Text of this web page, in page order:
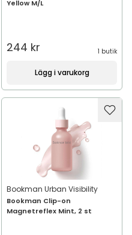
Yellow M/L
244 kr 1 butik
Lägg i varukorg
Bookman Urban Visibility
Bookman Clip-on
Magnetreflex Mint, 2 st